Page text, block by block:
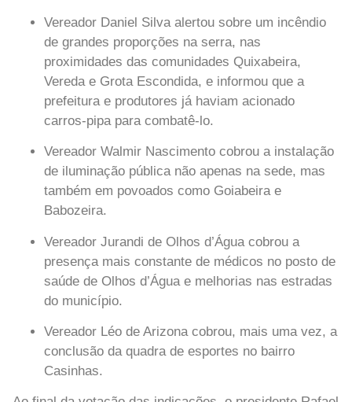
Vereador Daniel Silva alertou sobre um incêndio
de grandes proporções na serra, nas
proximidades das comunidades Quixabeira,
Vereda e Grota Escondida, e informou que a
prefeitura e produtores já haviam acionado
carros-pipa para combatê-lo.
Vereador Walmir Nascimento cobrou a instalação
de iluminação pública não apenas na sede, mas
também em povoados como Goiabeira e
Babozeira.
Vereador Jurandi de Olhos d’Água cobrou a
presença mais constante de médicos no posto de
saúde de Olhos d’Água e melhorias nas estradas
do município.
Vereador Léo de Arizonacobrou, mais uma vez, a
conclusão da quadra de esportes no bairro
Casinhas.